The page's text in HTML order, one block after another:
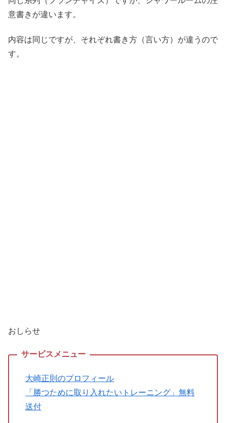
意書きが違います。
内容は同じですが、それぞれ書き方（言い方）が違うので
す。
おしらせ
大崎正則のプロフィール
「勝つために取り入れたいトレーニング」無料
送付